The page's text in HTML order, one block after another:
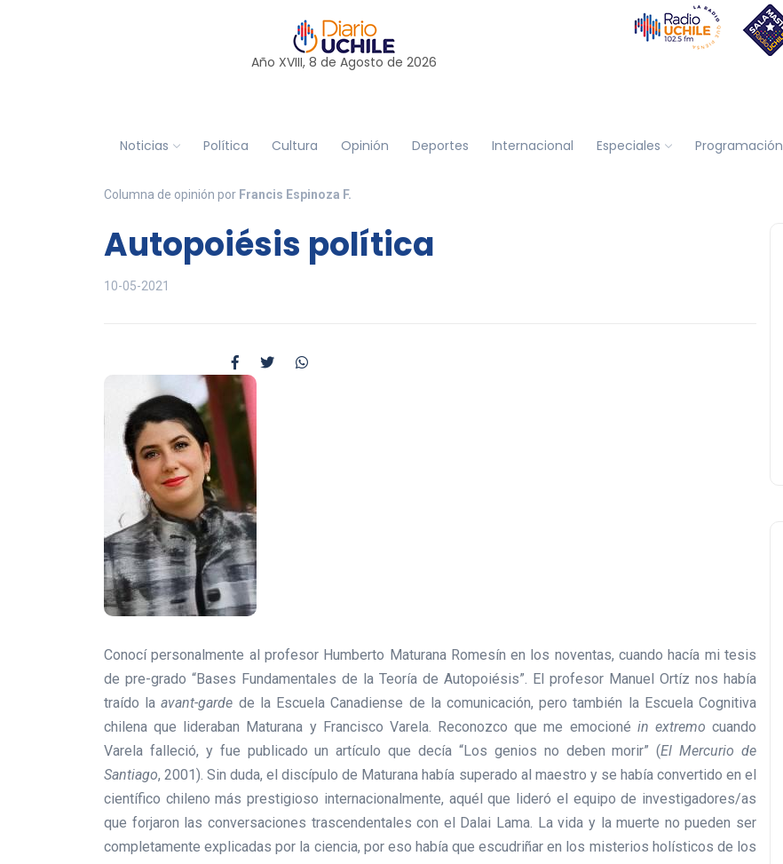
Año XVIII, 8 de Agosto de 2026
Noticias Política Cultura Opinión Deportes Internacional Especiales Programación
Columna de opinión por Francis Espinoza F.
Autopoiésis política
10-05-2021
Conocí personalmente al profesor Humberto Maturana Romesín en los noventas, cuando hacía mi tesis
de pre-grado “Bases Fundamentales de la Teoría de Autopoiésis”. El profesor Manuel Ortíz nos había
traído laavant-garde de la Escuela Canadiense de la comunicación, pero también la Escuela Cognitiva
chilena que lideraban Maturana y Francisco Varela. Reconozco que me emocioné in extremo cuando
Varela falleció, y fue publicado un artículo que decía “Los genios no deben morir” (El Mercurio de
Santiago, 2001). Sin duda, el discípulo de Maturana había superado al maestro y se había convertido en el
científico chileno más prestigioso internacionalmente, aquél que lideró el equipo de investigadores/as
que forjaron las conversaciones trascendentales con el Dalai Lama. La vida y la muerte no pueden ser
completamente explicadas por la ciencia, por eso había que escudriñar en los misterios holísticos de los